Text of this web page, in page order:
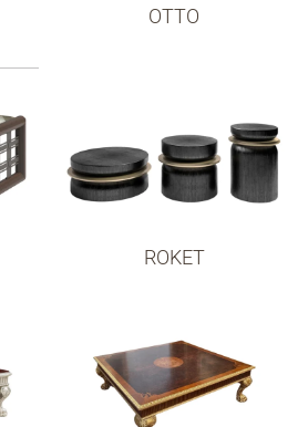
OTTO
ROKET